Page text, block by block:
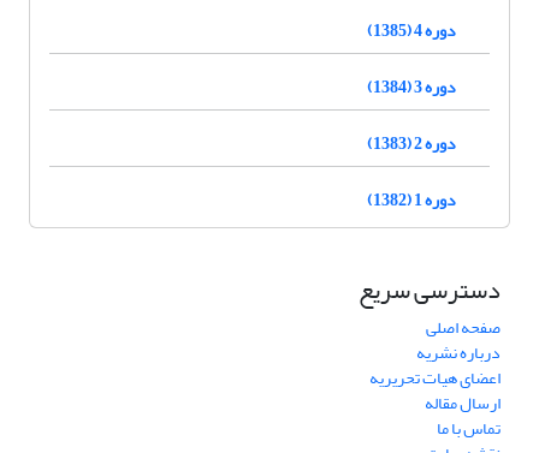
دوره 4 (1385)
دوره 3 (1384)
دوره 2 (1383)
دوره 1 (1382)
دسترسی سریع
صفحه اصلی
درباره نشریه
اعضای هیات تحریریه
ارسال مقاله
تماس با ما